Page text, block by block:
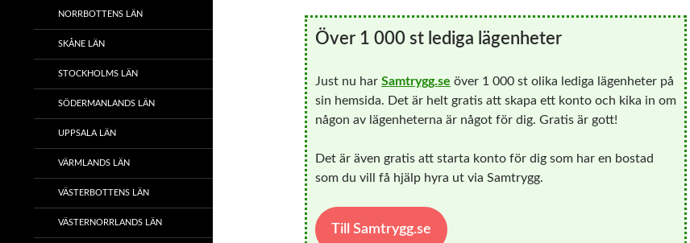
Över 1 000 st lediga lägenheter
Just nu har Samtrygg.se över 1 000 st olika lediga lägenheter på
sin hemsida. Det är helt gratis att skapa ett konto och kika in om
någon av lägenheterna är något för dig. Gratis är gott!
Det är även gratis att starta konto för dig som har en bostad
som du vill få hjälp hyra ut via Samtrygg.
Till Samtrygg.se
NORRBOTTENS LÄN
SKÅNE LÄN
STOCKHOLMS LÄN
SÖDERMANLANDS LÄN
UPPSALA LÄN
VÄRMLANDS LÄN
VÄSTERBOTTENS LÄN
VÄSTERNORRLANDS LÄN